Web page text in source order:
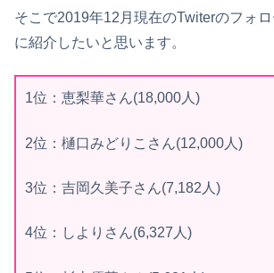
そこで2019年12月現在のTwiterのフォ
に紹介したいと思います。
1位：恵梨華さん(18,000人)
2位：樋口みどりこさん(12,000人)
3位：吉岡久美子さん(7,182人)
4位：しよりさん(6,327人)